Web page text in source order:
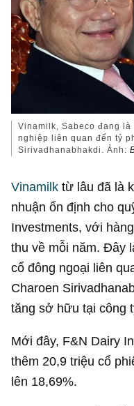
Vinamilk, Sabeco đang
nghiệp liên quan đến tỷ
Sirivadhanabhakdi. Ảnh:
Vinamilk từ lâu đã là
nhuận ổn định cho
Investments, với
thu về mỗi năm. Đây
cổ đông ngoại liên
Charoen
tăng sở hữu tại công
Mới đây, F&N Dairy
thêm 20,9 triệu cổ
lên 18,69%.